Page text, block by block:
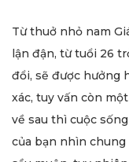
Từ thuở nhỏ nam
lận đận, từ tuổi 26
đổi, sẽ được hưởng
xác, tuy vấn còn
về sau thì cuộc
của bạn nhìn